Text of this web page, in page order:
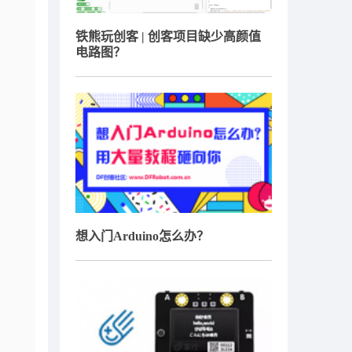
铁熊玩创客 | 创客项目缺少高颜值
电路图？
想入门Arduino怎么办？